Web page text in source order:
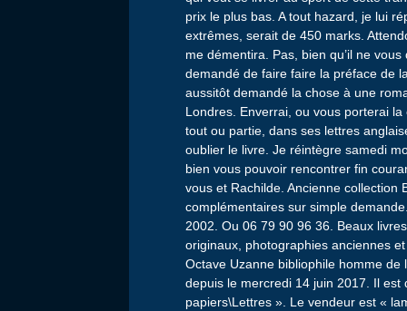
prix le plus bas. A tout hazard, je lui
extrêmes, serait de 450 marks.
me démentira. Pas, bien qu’il ne
demandé de faire faire la préface de
aussitôt demandé la chose à une
Londres. Enverrai, ou vous porterai
tout ou partie, dans ses lettres
oublier le livre. Je réintègre samedi
bien vous pouvoir rencontrer fin
vous et Rachilde. Ancienne
complémentaires sur simple
2002. Ou 06 79 90 96 36. Beaux
originaux, photographies anciennes
Octave Uzanne bibliophile homme
depuis le mercredi 14 juin 2017. Il
papiers\Lettres ». Le vendeur est «